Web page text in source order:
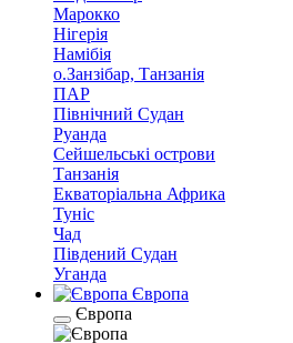
Марокко
Нігерія
Намібія
о.Занзібар, Танзанія
ПАР
Північний Судан
Руанда
Сейшельські острови
Танзанія
Екваторіальна Африка
Туніс
Чад
Південий Судан
Уганда
Європа
Європа